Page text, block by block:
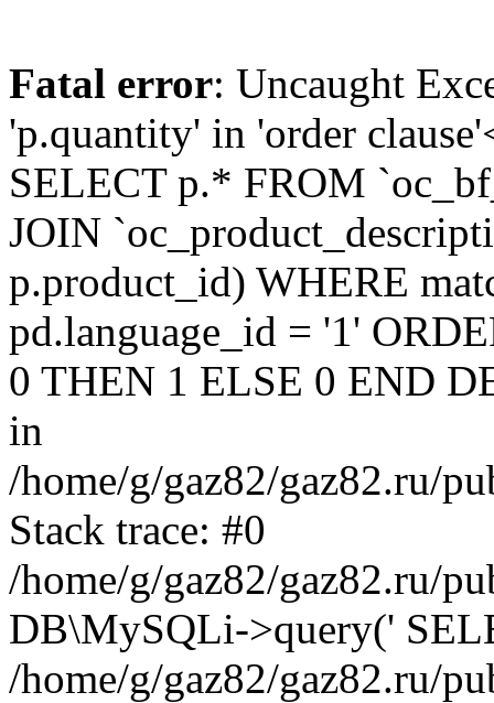
Fatal error: Uncaught
'p.quantity' in 'order
SELECT p.* FROM
JOIN
p.product_id) WHERE
pd.language_id = '1'
0 THEN 1 ELSE 0 END
in
/home/g/gaz82/gaz82.ru/
Stack trace: #0
/home/g/gaz82/gaz82.ru/
DB\MySQLi->query('
/home/g/gaz82/gaz82.ru/